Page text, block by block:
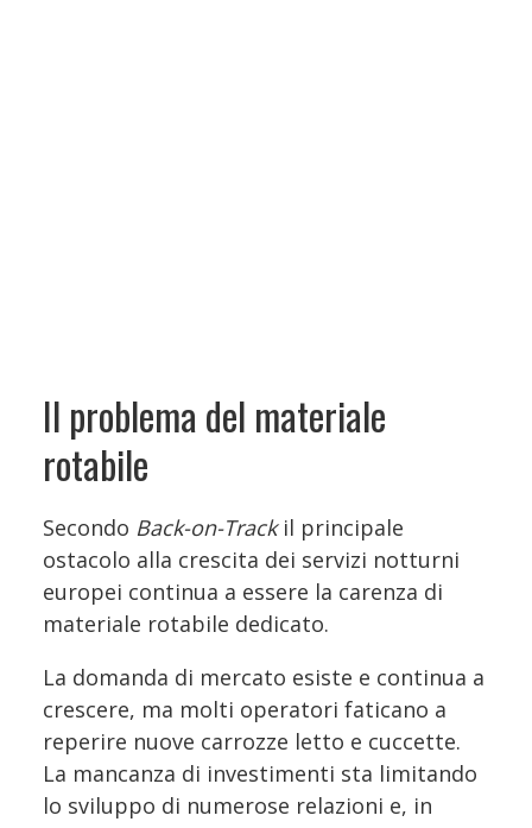
Il problema del materiale
rotabile
Secondo Back-on-Trackil principale
ostacolo alla crescita dei servizi notturni
europei continua a essere la carenza di
materiale rotabile dedicato.
La domanda di mercato esiste e continua a
crescere, ma molti operatori faticano a
reperire nuove carrozze letto e cuccette.
La mancanza di investimenti sta limitando
lo sviluppo di numerose relazioni e, in